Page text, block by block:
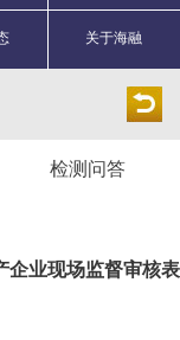
关于海融
检测问答
企业现场监督审核表